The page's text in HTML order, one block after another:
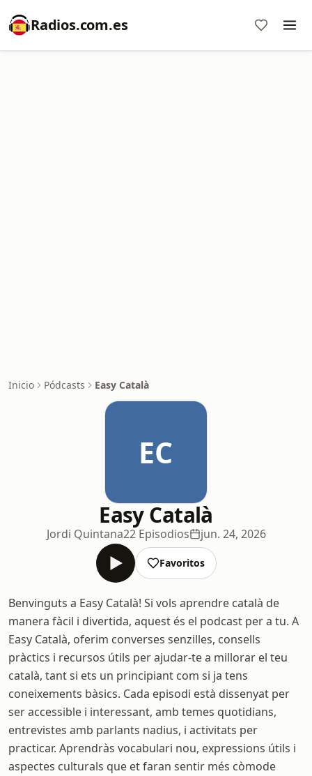
Radios.com.es
Inicio Pódcasts Easy Català
EC
Easy Català
Jordi Quintana22 Episodios jun. 24, 2026
Favoritos
Benvinguts a Easy Català! Si vols aprendre català de
manera fàcil i divertida, aquest és el podcast per a tu. A
Easy Català, oferim converses senzilles, consells
pràctics i recursos útils per ajudar-te a millorar el teu
català, tant si ets un principiant com si ja tens
coneixements bàsics. Cada episodi està dissenyat per
ser accessible i interessant, amb temes quotidians,
entrevistes amb parlants nadius, i activitats per
practicar. Aprendràs vocabulari nou, expressions útils i
aspectes culturals que et faran sentir més còmode